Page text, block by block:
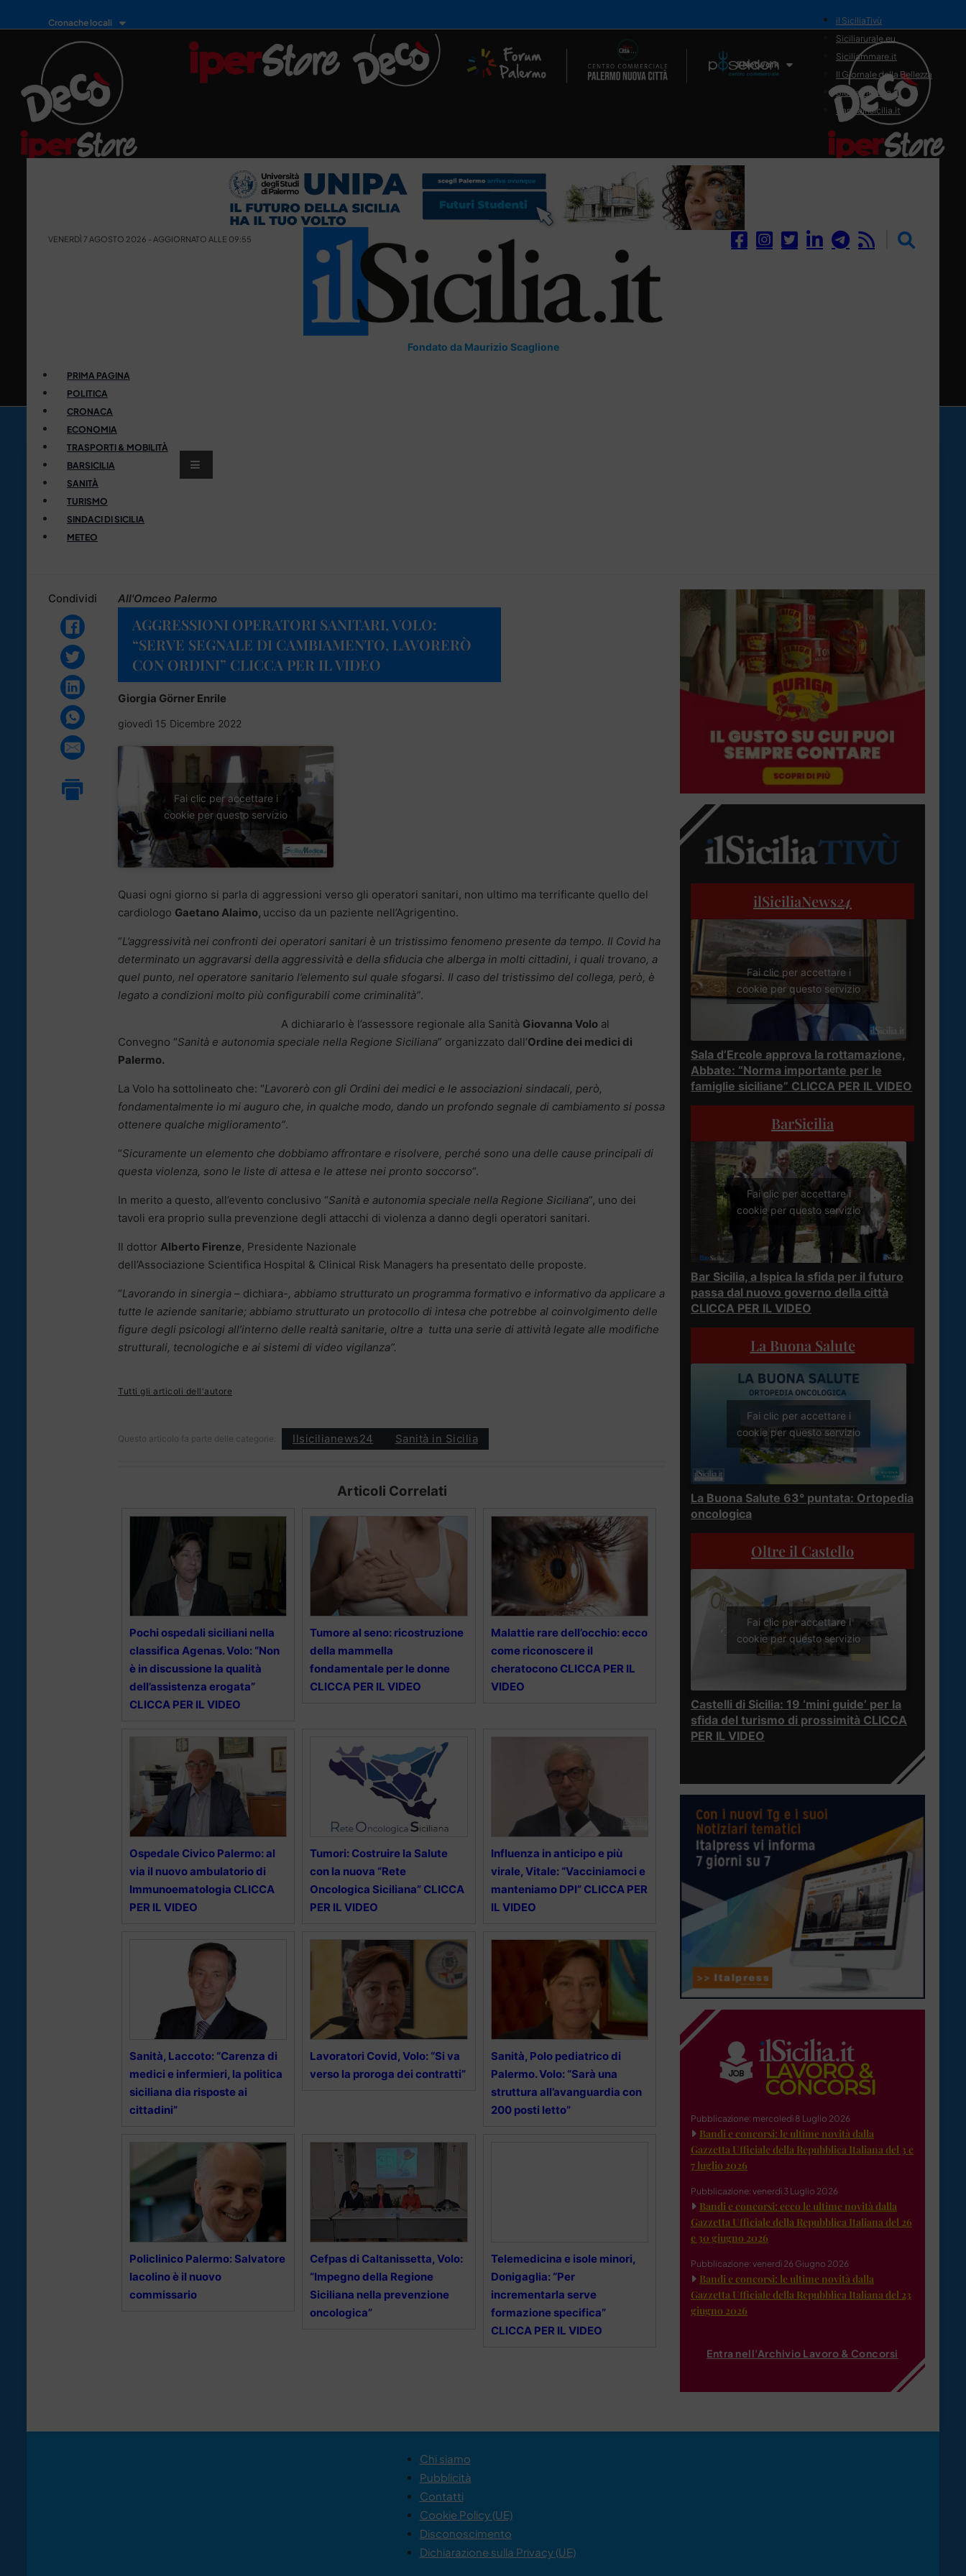
Cronache locali
Il Network
il SiciliaTivù
Siciliarurale.eu
Siciliammare.it
Il Giornale della Bellezza
Siciliamedica.it
Sanitainsicilia.it
VENERDÌ 7 AGOSTO 2026 - AGGIORNATO ALLE 09:55
Fondato da Maurizio Scaglione
PRIMA PAGINA
POLITICA
CRONACA
ECONOMIA
TRASPORTI & MOBILITÀ
BARSICILIA
SANITÀ
TURISMO
SINDACI DI SICILIA
METEO
Condividi All'Omceo Palermo
AGGRESSIONI OPERATORI SANITARI, VOLO:
“SERVE SEGNALE DI CAMBIAMENTO, LAVORERÒ
CON ORDINI” CLICCA PER IL VIDEO
Giorgia Görner Enrile
giovedì 15 Dicembre 2022
Fai clic per accettare i
cookie per questo servizio
Quasi ogni giorno si parla di aggressioni verso gli operatori sanitari, non ultimo ma terrificante quello del
cardiologo Gaetano Alaimo, ucciso da un paziente nell’Agrigentino.
“L’aggressività nei confronti dei operatori sanitari è un tristissimo fenomeno presente da tempo. Il Covid ha
determinato un aggravarsi della aggressività e della sfiducia che alberga in molti cittadini, i quali trovano, a
quel punto, nel operatore sanitario l’elemento sul quale sfogarsi. Il caso del tristissimo del collega, però, è
legato a condizioni molto più configurabili come criminalità”.
A dichiararlo è l’assessore regionale alla Sanità Giovanna Volo al
Convegno “Sanità e autonomia speciale nella Regione Siciliana” organizzato dall’Ordine dei medici di
Palermo.
La Volo ha sottolineato che: “Lavorerò con gli Ordini dei medici e le associazioni sindacali, però,
fondamentalmente io mi auguro che, in qualche modo, dando un profondo segnale di cambiamento si possa
ottenere qualche miglioramento”.
“Sicuramente un elemento che dobbiamo affrontare e risolvere, perché sono una delle cause principali di
questa violenza, sono le liste di attesa e le attese nei pronto soccorso“.
In merito a questo, all’evento conclusivo “Sanità e autonomia speciale nella Regione Siciliana”, uno dei
tavoli era proprio sulla prevenzione degli attacchi di violenza a danno degli operatori sanitari.
Il dottor Alberto Firenze, Presidente Nazionale
dell’Associazione Scientifica Hospital & Clinical Risk Managers ha presentato delle proposte.
“Lavorando in sinergia – dichiara-, abbiamo strutturato un programma formativo e informativo da applicare a
tutte le aziende sanitarie; abbiamo strutturato un protocollo di intesa che potrebbe al coinvolgimento delle
figure degli psicologi all’interno delle realtà sanitarie, oltre a tutta una serie di attività legate alle modifiche
strutturali, tecnologiche e ai sistemi di video vigilanza”.
Tutti gli articoli dell'autore
Questo articolo fa parte delle categorie: Ilsicilianews24 Sanità in Sicilia
Articoli Correlati
Pochi ospedali siciliani nella
classifica Agenas. Volo: “Non
è in discussione la qualità
dell’assistenza erogata”
CLICCA PER IL VIDEO
Tumore al seno: ricostruzione
della mammella
fondamentale per le donne
CLICCA PER IL VIDEO
Malattie rare dell’occhio: ecco
come riconoscere il
cheratocono CLICCA PER IL
VIDEO
Ospedale Civico Palermo: al
via il nuovo ambulatorio di
Immunoematologia CLICCA
PER IL VIDEO
Tumori: Costruire la Salute
con la nuova “Rete
Oncologica Siciliana” CLICCA
PER IL VIDEO
Influenza in anticipo e più
virale, Vitale: “Vacciniamoci e
manteniamo DPI” CLICCA PER
IL VIDEO
Sanità, Laccoto: “Carenza di
medici e infermieri, la politica
siciliana dia risposte ai
cittadini”
Lavoratori Covid, Volo: “Si va
verso la proroga dei contratti”
Sanità, Polo pediatrico di
Palermo. Volo: “Sarà una
struttura all’avanguardia con
200 posti letto”
Policlinico Palermo: Salvatore
Iacolino è il nuovo
commissario
Cefpas di Caltanissetta, Volo:
“Impegno della Regione
Siciliana nella prevenzione
oncologica”
Telemedicina e isole minori,
Donigaglia: “Per
incrementarla serve
formazione specifica”
CLICCA PER IL VIDEO
ilSiciliaNews24
Fai clic per accettare i
cookie per questo servizio
Sala d’Ercole approva la rottamazione,
Abbate: “Norma importante per le
famiglie siciliane” CLICCA PER IL VIDEO
BarSicilia
Fai clic per accettare i
cookie per questo servizio
Bar Sicilia, a Ispica la sfida per il futuro
passa dal nuovo governo della città
CLICCA PER IL VIDEO
La Buona Salute
Fai clic per accettare i
cookie per questo servizio
La Buona Salute 63° puntata: Ortopedia
oncologica
Oltre il Castello
Fai clic per accettare i
cookie per questo servizio
Castelli di Sicilia: 19 ‘mini guide’ per la
sfida del turismo di prossimità CLICCA
PER IL VIDEO
Pubblicazione: mercoledì 8 Luglio 2026
Bandi e concorsi: le ultime novità dalla
Gazzetta Ufficiale della Repubblica Italiana del 3 e
7 luglio 2026
Pubblicazione: venerdì 3 Luglio 2026
Bandi e concorsi: ecco le ultime novità dalla
Gazzetta Ufficiale della Repubblica Italiana del 26
e 30 giugno 2026
Pubblicazione: venerdì 26 Giugno 2026
Bandi e concorsi: le ultime novità dalla
Gazzetta Ufficiale della Repubblica Italiana del 23
giugno 2026
Entra nell'Archivio Lavoro & Concorsi
Chi siamo
Pubblicità
Contatti
Cookie Policy (UE)
Disconoscimento
Dichiarazione sulla Privacy (UE)